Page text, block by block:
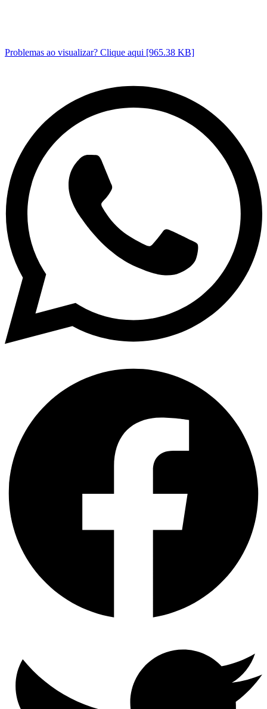
Problemas ao visualizar? Clique aqui [965.38 KB]